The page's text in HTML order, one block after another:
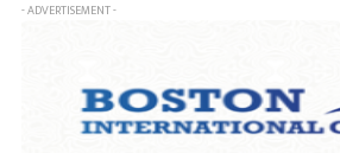
- ADVERTISEMENT -